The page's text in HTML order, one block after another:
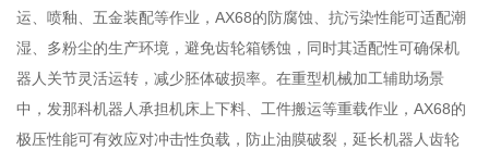
运、喷釉、五金装配等作业，AX68的防腐蚀、抗污染性能可适配潮
湿、多粉尘的生产环境，避免齿轮箱锈蚀，同时其适配性可确保机
器人关节灵活运转，减少胚体破损率。在重型机械加工辅助场景
中，发那科机器人承担机床上下料、工件搬运等重载作业，AX68的
极压性能可有效应对冲击性负载，防止油膜破裂，延长机器人齿轮